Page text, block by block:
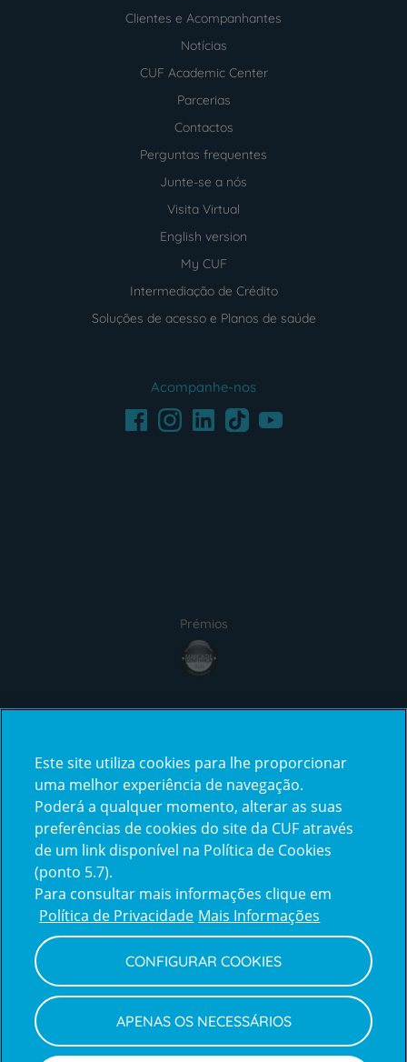
Clientes e Acompanhantes
Notícias
CUF Academic Center
Parcerias
Contactos
Perguntas frequentes
Junte-se a nós
Visita Virtual
English version
My CUF
Intermediação de Crédito
Soluções de acesso e Planos de saúde
Acompanhe-nos
FacebookInstagramLinkedInTikTokYoutube
Prémios
Reclamações
e
elogios
Policy
Política de Privacidade e Cookies
Termos e Condições
Declaração de Acessibilidade
Canal de Denúncias
Informações legais
Este site utiliza cookies para lhe proporcionar
uma melhor experiência de navegação.
Poderá a qualquer momento, alterar as suas
preferências de cookies do site da CUF através
de um link disponível na Política de Cookies
(ponto 5.7).
Para consultar mais informações clique em
Política de Privacidade Mais Informações
CONFIGURAR COOKIES
APENAS OS NECESSÁRIOS